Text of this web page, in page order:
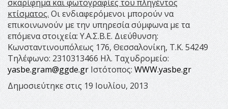
σκαρίφημα και φωτογραφίες του πληγέντος
κτίσματος. Οι ενδιαφερόμενοι μπορούν να
επικοινωνούν με την υπηρεσία σύμφωνα με τα
επόμενα στοιχεία: Υ.Α.Σ.Β.Ε. Διεύθυνση:
Κωνσταντινουπόλεως 176, Θεσσαλονίκη, Τ.Κ. 54249
Τηλέφωνο: 2310313466 Ηλ. Ταχυδρομείο:
yasbe.gram@ggde.gr Ιστότοπος:WWW.yasbe.gr
Δημοσιεύτηκε στις 19 Ιουλίου, 2013